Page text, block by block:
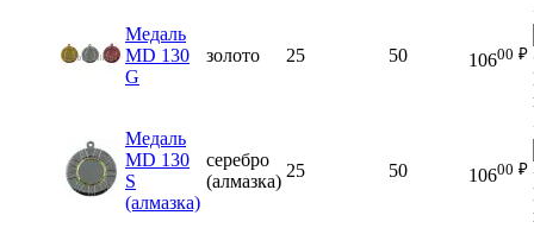
Медаль
MD 130
G
золото 25 50 10600 ₽
Медаль
MD 130
S
(алмазка)
серебро
(алмазка)
25 50 10600 ₽